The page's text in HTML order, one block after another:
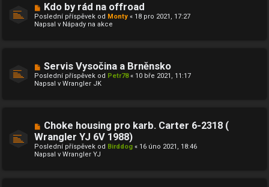
ě
v
N
o
v
ý
p
ě
v
Kdo by rád na offroad
Poslední příspěvek od Monty « 18 pro 2021, 17:27
Napsal v Nápady na akce
N
o
v
ý
p
ě
v
e
k
Servis Vysočina a Brněnsko
Poslední příspěvek od Petr78« 10 bře 2021, 11:17
Napsal v Wrangler JK
N
o
v
ý
p
Choke housing pro karb. Carter 6-2318 (
Wrangler YJ 6V 1988)
Poslední příspěvek od Birddog « 16 úno 2021, 18:46
Napsal v Wrangler YJ